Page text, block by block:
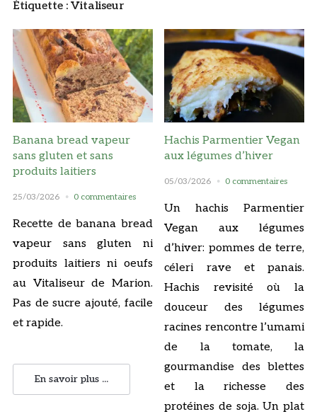
Étiquette : Vitaliseur
Banana bread vapeur
sans gluten et sans
produits laitiers
25/03/2026 0 commentaires
Recette de banana bread
vapeur sans gluten ni
produits laitiers ni oeufs
au Vitaliseur de Marion.
Pas de sucre ajouté, facile
et rapide.
En savoir plus ...
Hachis Parmentier Vegan
aux légumes d’hiver
05/03/2026 0 commentaires
Un hachis Parmentier
Vegan aux légumes
d’hiver: pommes de terre,
céleri rave et panais.
Hachis revisité où la
douceur des légumes
racines rencontre l’umami
de la tomate, la
gourmandise des blettes
et la richesse des
protéines de soja. Un plat